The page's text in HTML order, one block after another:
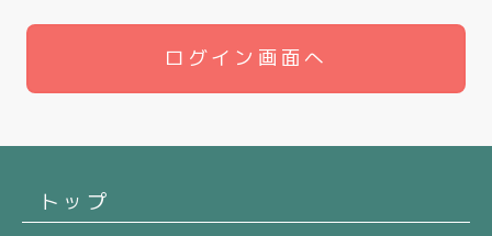
ログイン画面へ
トップ